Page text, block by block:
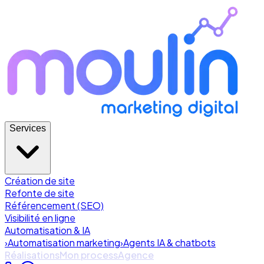
Services
Création de site
Refonte de site
Référencement (SEO)
Visibilité en ligne
Automatisation & IA
›Automatisation marketing›Agents IA & chatbots
RéalisationsMon processAgence